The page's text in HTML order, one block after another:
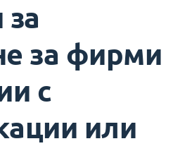
за фирми
с
или